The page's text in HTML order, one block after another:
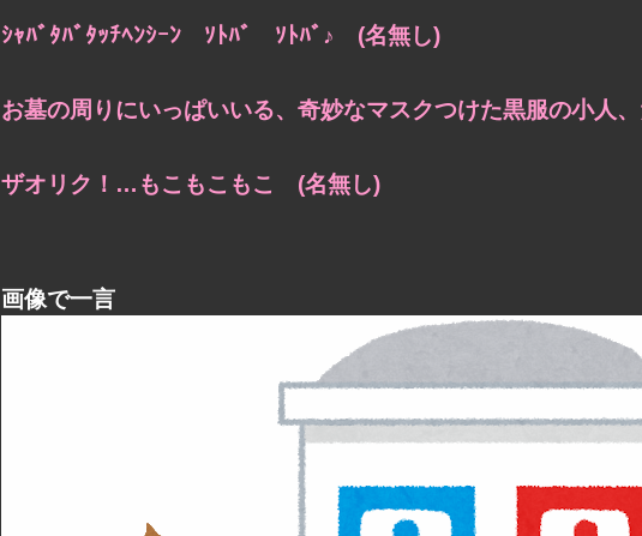
ｼｬﾊﾞﾀﾊﾞﾀｯﾁﾍﾝｼｰﾝ ｿﾄﾊﾞ ｿﾄﾊﾞ♪ (名無し)
お墓の周りにいっぱいいる、奇妙なマスクつけた黒服の小人
ザオリク！…もこもこもこ (名無し)
画像で一言